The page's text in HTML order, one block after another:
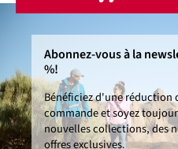
Abonnez-vous à la
%!
Bénéficiez d'une réduction
commande et soyez
nouvelles collections, des
offres exclusives.